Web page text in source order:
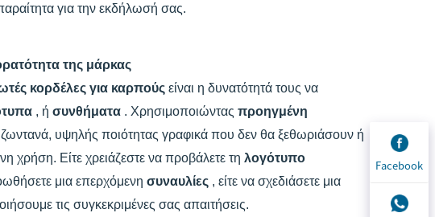
για την εκδήλωσή σας.
της μάρκας
κορδέλες για καρπούς είναι η δυνατότητά τους να
, ή συνθήματα . Χρησιμοποιώντας προηγμένη
υψηλής ποιότητας γραφικά που δεν θα ξεθωριάσουν ή
χρήση. Είτε χρειάζεστε να προβάλετε τη λογότυπο
μια επερχόμενη συναυλίες , είτε να σχεδιάσετε μια
τις συγκεκριμένες σας απαιτήσεις.
Facebook